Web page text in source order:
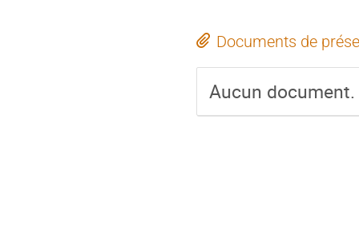
Documents de
Aucun document.